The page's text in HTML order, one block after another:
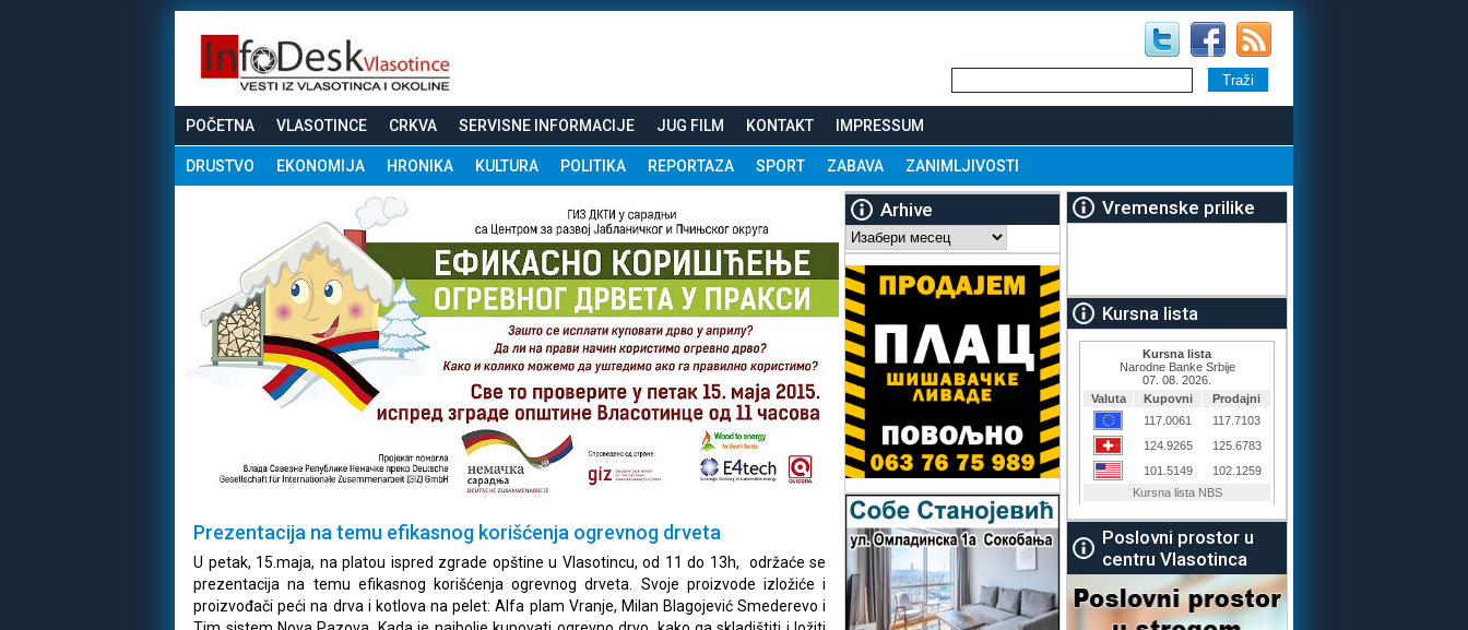
POČETNA VLASOTINCE CRKVA SERVISNE INFORMACIJE JUG FILM KONTAKT IMPRESSUM
DRUSTVO EKONOMIJA HRONIKA KULTURA POLITIKA REPORTAZA SPORT ZABAVA ZANIMLJIVOSTI
Prezentacija na temu efikasnog korišćenja ogrevnog drveta
U petak, 15.maja, na platou ispred zgrade opštine u Vlasotincu, od 11 do 13h, održaće se
prezentacija na temu efikasnog korišćenja ogrevnog drveta. Svoje proizvode izložiće i
proizvođači peći na drva i kotlova na pelet: Alfa plam Vranje, Milan Blagojević Smederevo i
Arhive
Arhive
Vremenske prilike
Kursna lista
Poslovni prostor u
centru Vlasotinca